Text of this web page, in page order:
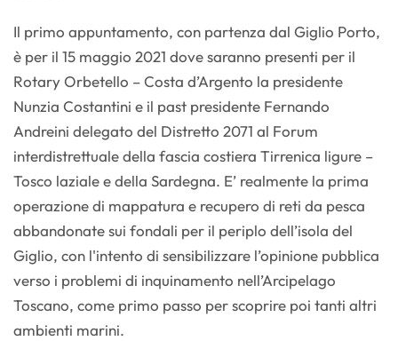
Il primo appuntamento, con partenza dal Giglio Porto,
è per il 15 maggio 2021 dove saranno presenti per il
Rotary Orbetello – Costa d’Argento la presidente
Nunzia Costantini e il past presidente Fernando
Andreini delegato del Distretto 2071 al Forum
interdistrettuale della fascia costiera Tirrenica ligure –
Tosco laziale e della Sardegna. E’ realmente la prima
operazione di mappatura e recupero di reti da pesca
abbandonate sui fondali per il periplo dell’isola del
Giglio, con l'intento di sensibilizzare l’opinione pubblica
verso i problemi di inquinamento nell’Arcipelago
Toscano, come primo passo per scoprire poi tanti altri
ambienti marini.